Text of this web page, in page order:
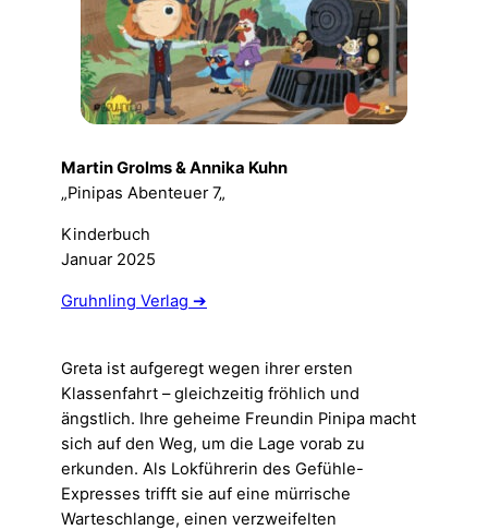
Martin Grolms & Annika Kuhn
„Pinipas Abenteuer 7„
Kinderbuch
Januar 2025
Gruhnling Verlag ➔
Greta ist aufgeregt wegen ihrer ersten
Klassenfahrt – gleichzeitig fröhlich und
ängstlich. Ihre geheime Freundin Pinipa macht
sich auf den Weg, um die Lage vorab zu
erkunden. Als Lokführerin des Gefühle-
Expresses trifft sie auf eine mürrische
Warteschlange, einen verzweifelten